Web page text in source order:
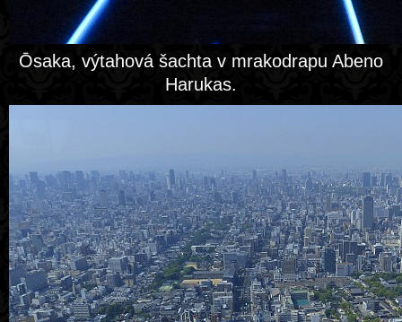
Ōsaka, výtahová šachta v mrakodrapu Abeno
Harukas.